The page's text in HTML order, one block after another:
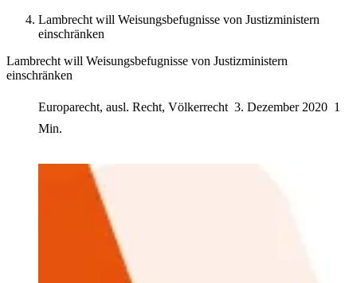
Lambrecht will Weisungsbefugnisse von Justizministern
einschränken
Lambrecht will Weisungsbefugnisse von Justizministern
einschränken
Europarecht, ausl. Recht, Völkerrecht 3. Dezember 2020 1
Min.